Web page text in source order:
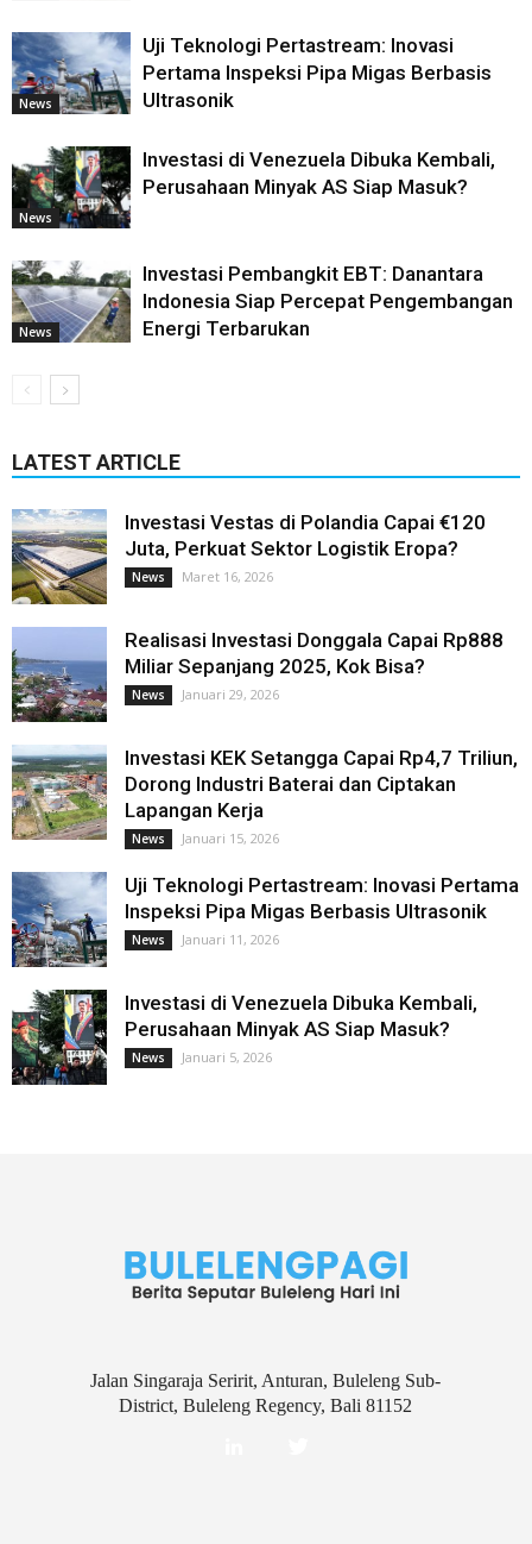
News
Uji Teknologi Pertastream: Inovasi
Pertama Inspeksi Pipa Migas Berbasis
Ultrasonik
News
Investasi di Venezuela Dibuka Kembali,
Perusahaan Minyak AS Siap Masuk?
News
Investasi Pembangkit EBT: Danantara
Indonesia Siap Percepat Pengembangan
Energi Terbarukan
LATEST ARTICLE
Investasi Vestas di Polandia Capai €120
Juta, Perkuat Sektor Logistik Eropa?
News Maret 16, 2026
Realisasi Investasi Donggala Capai Rp888
Miliar Sepanjang 2025, Kok Bisa?
News Januari 29, 2026
Investasi KEK Setangga Capai Rp4,7 Triliun,
Dorong Industri Baterai dan Ciptakan
Lapangan Kerja
News Januari 15, 2026
Uji Teknologi Pertastream: Inovasi Pertama
Inspeksi Pipa Migas Berbasis Ultrasonik
News Januari 11, 2026
Investasi di Venezuela Dibuka Kembali,
Perusahaan Minyak AS Siap Masuk?
News Januari 5, 2026
Jalan Singaraja Seririt, Anturan, Buleleng Sub-
District, Buleleng Regency, Bali 81152